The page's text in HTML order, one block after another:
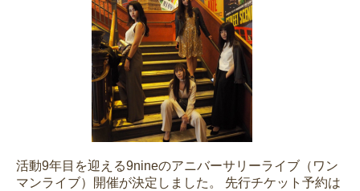
活動9年目を迎える9nineのアニバーサリーライブ（ワン
マンライブ）開催が決定しました。 先行チケット予約は